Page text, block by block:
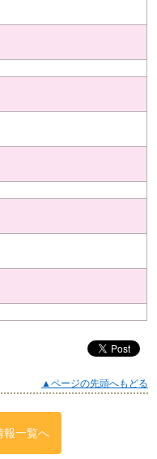
▲ページの先頭へもどる
報一覧へ